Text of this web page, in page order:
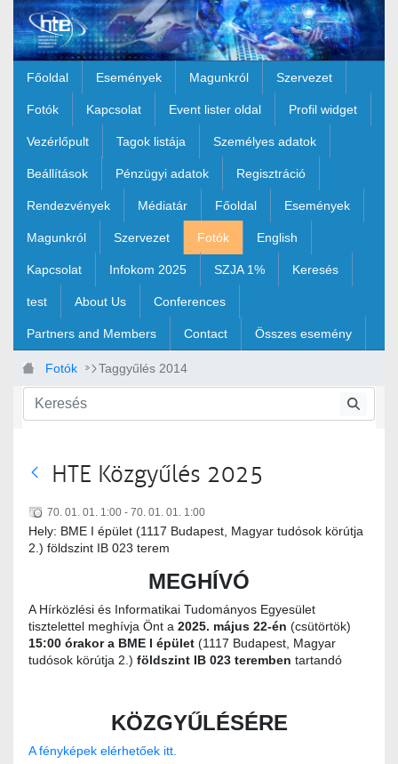
Ugrás a fő tartalomhoz
Főoldal Események Magunkról Szervezet
Fotók Kapcsolat Event lister oldal Profil widget
Vezérlőpult Tagok listája Személyes adatok
Beállítások Pénzügyi adatok Regisztráció
Rendezvények Médiatár Főoldal Események
Magunkról Szervezet Fotók English
Kapcsolat Infokom 2025 SZJA 1% Keresés
test About Us Conferences
Partners and Members Contact Összes esemény
Fotók Taggyűlés 2014
HTE Közgyűlés 2025
70. 01. 01. 1:00 - 70. 01. 01. 1:00
Hely: BME I épület (1117 Budapest, Magyar tudósok körútja
2.) földszint IB 023 terem
MEGHÍVÓ
A Hírközlési és Informatikai Tudományos Egyesület
tisztelettel meghívja Önt a 2025. május 22-én (csütörtök)
15:00 órakor a BME I épület (1117 Budapest, Magyar
tudósok körútja 2.) földszint IB 023 teremben tartandó
KÖZGYŰLÉSÉRE
A fényképek elérhetőek itt.